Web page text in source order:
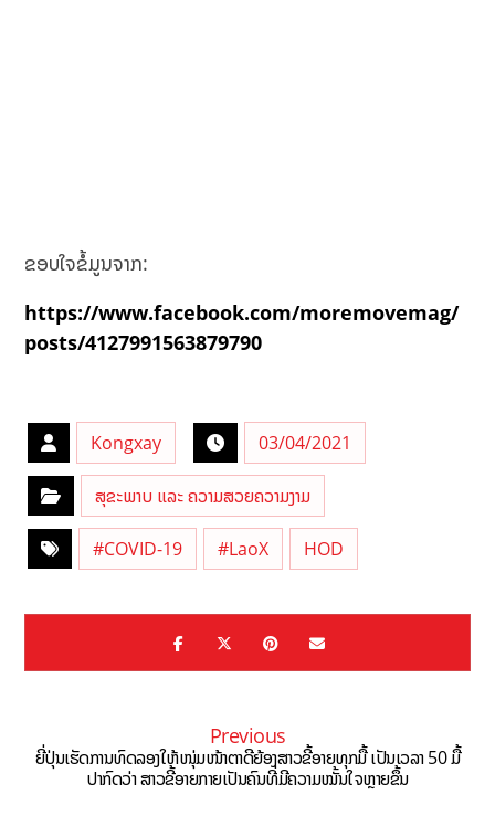
ຂອບໃຈຂໍ້ມູນຈາກ:
https://www.facebook.com/moremovemag/
posts/4127991563879790
Kongxay 03/04/2021
ສຸຂະພາບ ແລະ ຄວາມສວຍຄວາມງາມ
#COVID-19 #LaoX HOD
Previous
ຍີ່ປຸ່ນເຮັດການທົດລອງໃຫ້ໜຸ່ມໜ້າຕາດີຍ້ອງສາວຂີ້ອາຍທຸກມື້ ເປັນເວລາ 50 ມື້
ປາກົດວ່າ ສາວຂີ້ອາຍກາຍເປັນຄົນທີ່ມີຄວາມໝັ້ນໃຈຫຼາຍຂຶ້ນ